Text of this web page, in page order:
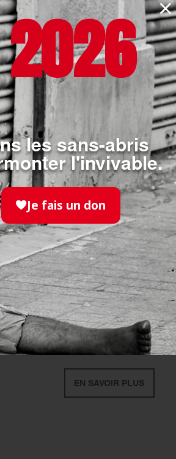
SOLIDARITÉ-
Canicule :
France sur
EN SAVOIR PLUS
2026
les sans-abris
l'invivable.
Je fais un don